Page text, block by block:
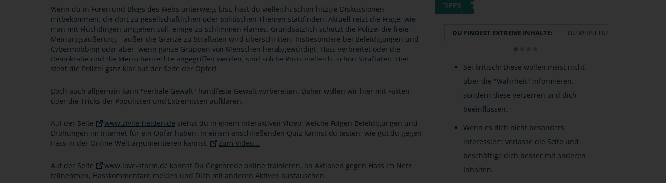
Wenn du in Foren und Blogs des Webs unterwegs bist, hast du vielleicht schon hitzige Diskussionen
mitbekommen, die dort zu gesellschaftlichen oder politischen Themen stattfinden. Aktuell reizt die Frage, wie
man mit Flüchtlingen umgehen soll, einige zu schlimmen Flames. Grundsätzlich schützt die Polizei die freie
Meinungsäußerung – außer die Grenze zu Straftaten wird überschritten. Insbesondere bei Beleidigungen und
Cybermobbing oder aber, wenn ganze Gruppen von Menschen herabgewürdigt, Hass verbreitet oder die
Demokratie und die Menschenrechte angegriffen werden, sind solche Posts vielleicht schon Straftaten. Hier
steht die Polizei ganz klar auf der Seite der Opfer!
Doch auch allgemein kann "verbale Gewalt" handfeste Gewalt vorbereiten. Daher wollen wir hier mit Fakten
über die Tricks der Populisten und Extremisten aufklären.
Auf der Seite www.zivile-helden.de siehst du in einem interaktiven Video, welche Folgen Beleidigungen und
Drohungen im Internet für ein Opfer haben. In einem anschließenden Quiz kannst du testen, wie gut du gegen
Hass in der Online-Welt argumentieren kannst.
Zum Video...
Auf der Seite www.love-storm.de kannst Du Gegenrede online trainieren, an Aktionen gegen Hass im Netz
teilnehmen, Hasskommentare melden und Dich mit anderen Aktiven austauschen.
TIPPS
DU FINDEST EXTREME INHALTE: DU WIRST DURCH EXTREME
Sei kritisch! Diese wollen meist nicht
über die "Wahrheit" informieren,
sondern diese verzerren und dich
beeinflussen.
Wenn es dich nicht besonders
interessiert: verlasse die Seite und
beschäftige dich besser mit anderen
Inhalten.